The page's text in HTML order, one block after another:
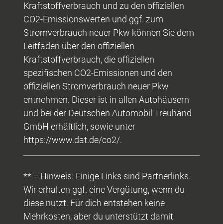
Kraftstoffverbrauch und zu den offiziellen
CO2-Emissionswerten und ggf. zum
Stromverbrauch neuer Pkw können Sie dem
Leitfaden über den offiziellen
Kraftstoffverbrauch, die offiziellen
spezifischen CO2-Emissionen und den
offiziellen Stromverbrauch neuer Pkw
entnehmen. Dieser ist in allen Autohäusern
und bei der Deutschen Automobil Treuhand
GmbH erhältlich, sowie unter
https://www.dat.de/co2/.
** = Hinweis: Einige Links sind Partnerlinks.
Wir erhalten ggf. eine Vergütung, wenn du
diese nutzt. Für dich entstehen keine
Mehrkosten, aber du unterstützt damit